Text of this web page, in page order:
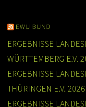
EWU BUND
ERGEBNISSE
WÜRTTEMBERG E.V.
ERGEBNISSE
THÜRINGEN E.V. 2026
ERGEBNISSE